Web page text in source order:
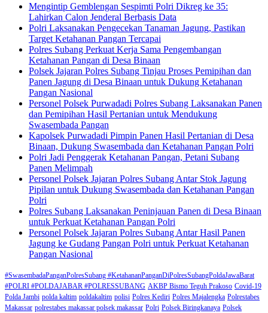
Mengintip Gemblengan Sespimti Polri Dikreg ke 35:
Lahirkan Calon Jenderal Berbasis Data
Polri Laksanakan Pengecekan Tanaman Jagung, Pastikan
Target Ketahanan Pangan Tercapai
Polres Subang Perkuat Kerja Sama Pengembangan
Ketahanan Pangan di Desa Binaan
Polsek Jajaran Polres Subang Tinjau Proses Pemipihan dan
Panen Jagung di Desa Binaan untuk Dukung Ketahanan
Pangan Nasional
Personel Polsek Purwadadi Polres Subang Laksanakan Panen
dan Pemipihan Hasil Pertanian untuk Mendukung
Swasembada Pangan
Kapolsek Purwadadi Pimpin Panen Hasil Pertanian di Desa
Binaan, Dukung Swasembada dan Ketahanan Pangan Polri
Polri Jadi Penggerak Ketahanan Pangan, Petani Subang
Panen Melimpah
Personel Polsek Jajaran Polres Subang Antar Stok Jagung
Pipilan untuk Dukung Swasembada dan Ketahanan Pangan
Polri
Polres Subang Laksanakan Peninjauan Panen di Desa Binaan
untuk Perkuat Ketahanan Pangan Polri
Personel Polsek Jajaran Polres Subang Antar Hasil Panen
Jagung ke Gudang Pangan Polri untuk Perkuat Ketahanan
Pangan Nasional
#SwasembadaPanganPolresSubang #KetahananPanganDiPolresSubangPoldaJawaBarat
#POLRI #POLDAJABAR #POLRESSUBANG AKBP Bismo Teguh Prakoso Covid-19
Polda Jambi polda kaltim poldakaltim polisi Polres Kediri Polres Majalengka Polrestabes
Makassar polrestabes makassar polsek makassar Polri Polsek Biringkanaya Polsek